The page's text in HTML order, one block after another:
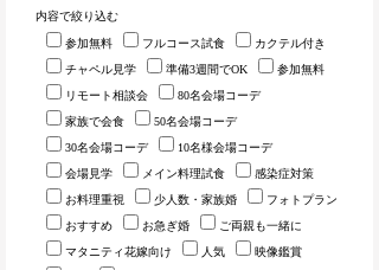
内容で絞り込む
参加無料 フルコース試食
カクテル付き
チャペル見学
準備3週間でOK
参加無料
リモート相談会
80名会場コーデ
家族で会食
50名会場コーデ
30名会場コーデ
10名様会場コーデ
会場見学
メイン料理試食
感染症対策
お料理重視
少人数・家族婚
フォトプラン
おすすめ
お急ぎ婚
ご両親も一緒に
マタニティ花嫁向け
人気
映像鑑賞